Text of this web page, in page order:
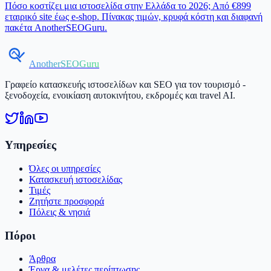
Πόσο κοστίζει μια ιστοσελίδα στην Ελλάδα το 2026; Από €899
εταιρικό site έως e-shop. Πίνακας τιμών, κρυφά κόστη και διαφανή
πακέτα AnotherSEOGuru.
AnotherSEOGuru
Γραφείο κατασκευής ιστοσελίδων και SEO για τον τουρισμό -
ξενοδοχεία, ενοικίαση αυτοκινήτου, εκδρομές και travel AI.
Υπηρεσίες
Όλες οι υπηρεσίες
Κατασκευή ιστοσελίδας
Τιμές
Ζητήστε προσφορά
Πόλεις & νησιά
Πόροι
Άρθρα